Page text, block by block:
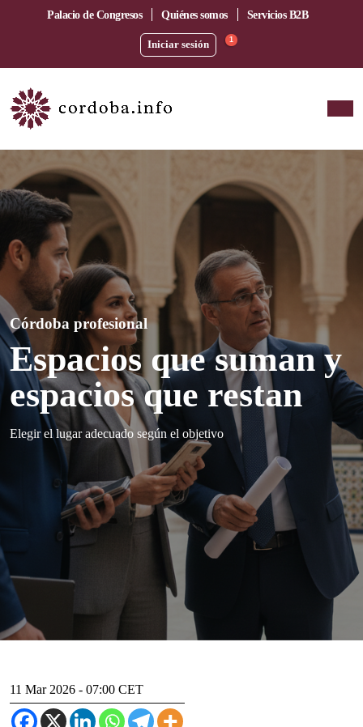
Palacio de Congresos Quiénes somos Servicios B2B
Iniciar sesión 1
Córdoba profesional
Espacios que suman y
espacios que restan
Elegir el lugar adecuado según el objetivo
11 Mar 2026 - 07:00 CET